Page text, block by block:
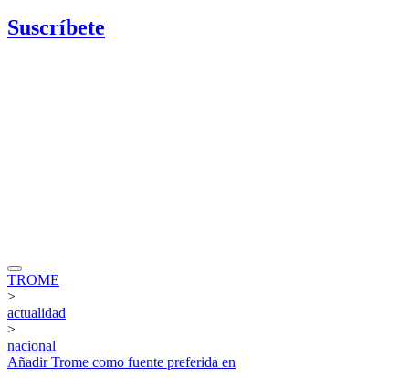
Suscríbete
TROME
>
actualidad
>
nacional
AñadirTrome como fuente preferida en